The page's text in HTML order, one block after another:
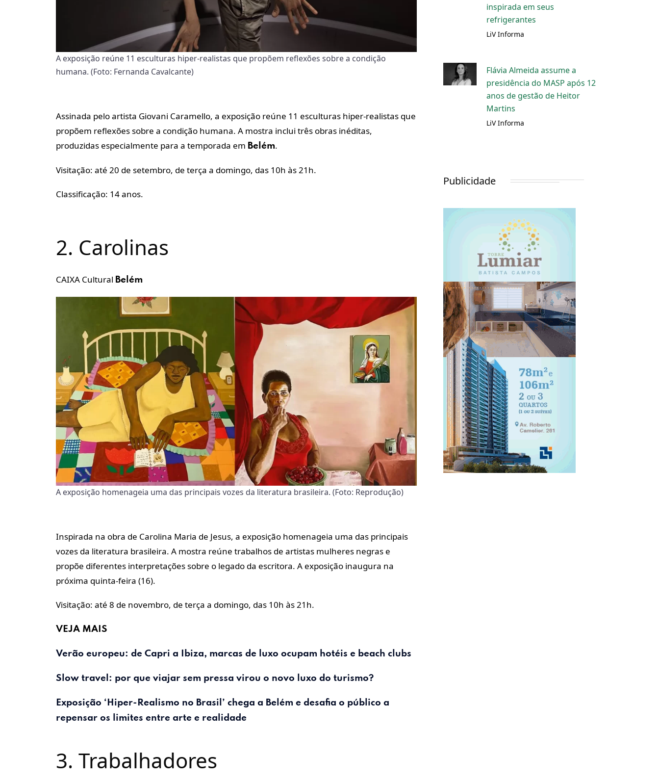
A exposição reúne 11 esculturas hiper-realistas que propõem reflexões sobre a condição
humana. (Foto: Fernanda Cavalcante)
Assinada pelo artista Giovani Caramello, a exposição reúne 11 esculturas hiper-realistas que
propõem reflexões sobre a condição humana. A mostra inclui três obras inéditas,
produzidas especialmente para a temporada em Belém.
Visitação: até 20 de setembro, de terça a domingo, das 10h às 21h.
Classificação: 14 anos.
2. Carolinas
CAIXA Cultural Belém
A exposição homenageia uma das principais vozes da literatura brasileira. (Foto: Reprodução)
Inspirada na obra de Carolina Maria de Jesus, a exposição homenageia uma das principais
vozes da literatura brasileira. A mostra reúne trabalhos de artistas mulheres negras e
propõe diferentes interpretações sobre o legado da escritora. A exposição inaugura na
próxima quinta-feira (16).
Visitação: até 8 de novembro, de terça a domingo, das 10h às 21h.
VEJA MAIS
Verão europeu: de Capri a Ibiza, marcas de luxo ocupam hotéis e beach clubs
Slow travel: por que viajar sem pressa virou o novo luxo do turismo?
Exposição ‘Hiper-Realismo no Brasil’ chega a Belém e desafia o público a
repensar os limites entre arte e realidade
3. Trabalhadores
inspirada em seus
refrigerantes
LiV Informa
Flávia Almeida assume a
presidência do MASP após 12
anos de gestão de Heitor
Martins
LiV Informa
Publicidade